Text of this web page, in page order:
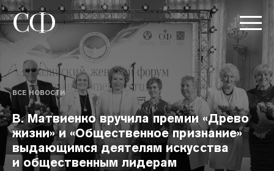
ВСЕ НОВОСТИ
В. Матвиенко вручила премии «Древо
жизни» и «Общественное признание»
выдающимся деятелям искусства
и общественным лидерам